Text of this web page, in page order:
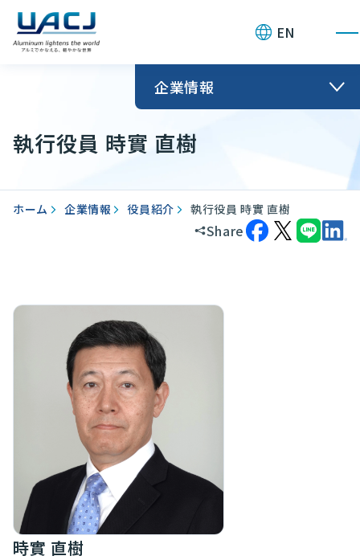
EN
企業情報
執行役員 時實 直樹
ホーム 企業情報 役員紹介 執行役員 時實 直樹
Share
時實 直樹